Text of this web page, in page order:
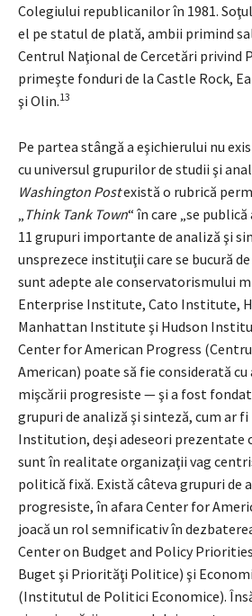
Colegiului republicanilor în 1981.
el pe statul de plată, ambii primind
Centrul Naţional de Cercetări privind
primeşte fonduri de la Castle Rock,
şi Olin.13
Pe partea stângă a eşichierului nu
cu universul grupurilor de studii şi
Washington Postexistă o rubrică
Think Tank Town“ în care „se
11 grupuri importante de analiză şi
unsprezece instituţii care se bucură
sunt adepte ale conservatorismului
Enterprise Institute, Cato Institute,
Manhattan Institute şi Hudson
Center for American Progress
American) poate să fie considerată
mişcării progresiste — şi a fost
grupuri de analiză şi sinteză, cum ar
Institution, deşi adeseori prezentate
sunt în realitate organizaţii vag
politică fixă. Există câteva grupuri de
progresiste, în afara Center for
joacă un rol semnificativ în
Center on Budget and Policy
Buget şi Priorităţi Politice) şi
(Institutul de Politici Economice).